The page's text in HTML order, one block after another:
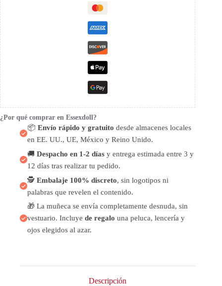
¿Por qué comprar en Essexdoll?
📦 Envío rápido y gratuito desde almacenes locales
en EE. UU., UE, México y Reino Unido.
🚚 Despacho en 1-2 días y entrega estimada entre 3 y
12 días tras realizar tu pedido.
🕵️ Embalaje 100% discreto, sin logotipos ni
palabras que revelen el contenido.
🎁 La muñeca se envía completamente desnuda, sin
vestuario. Incluye de regalo una peluca, lencería y
ojos elegidos al azar.
Descripción